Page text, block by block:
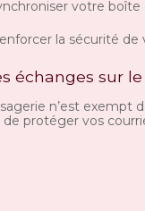
votre
la sécurité
échanges sur
n’est exempt
protéger vos